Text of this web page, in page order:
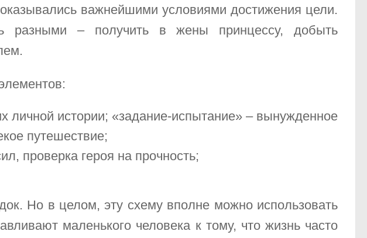
важнейшими условиями достижения цели.
разными – получить в жены принцессу, добыть
личной истории; «задание-испытание» – вынужденное
путешествие;
проверка героя на прочность;
Но в целом, эту схему вполне можно использовать
маленького человека к тому, что жизнь часто